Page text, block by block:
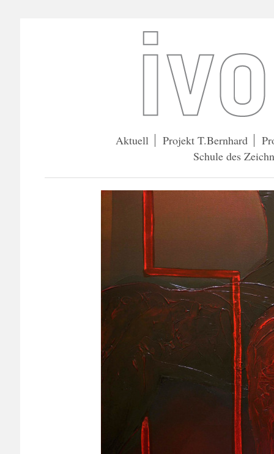
Aktuell Projekt T.Bernhard
Schule des